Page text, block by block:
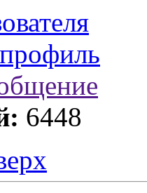
6448